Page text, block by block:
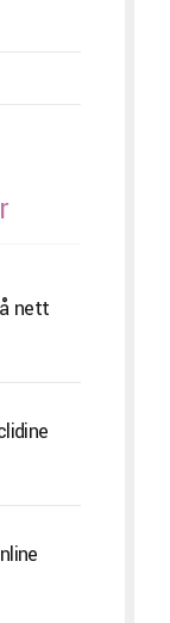
nett